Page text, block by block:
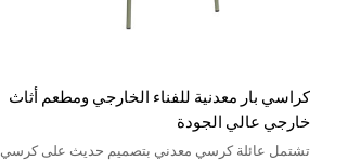
كراسي بار معدنية للفناء الخارجي ومطعم أثاث
خارجي عالي الجودة
تشتمل عائلة كرسي معدني بتصميم حديث على كرسي